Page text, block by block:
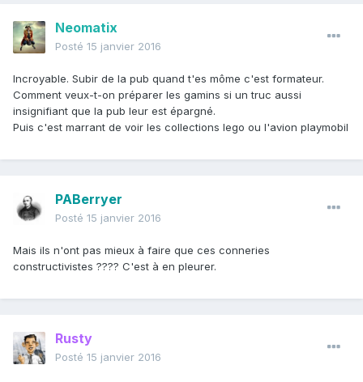
Neomatix
Posté 15 janvier 2016
Incroyable. Subir de la pub quand t'es môme c'est formateur.
Comment veux-t-on préparer les gamins si un truc aussi
insignifiant que la pub leur est épargné.
Puis c'est marrant de voir les collections lego ou l'avion playmobil
PABerryer
Posté 15 janvier 2016
Mais ils n'ont pas mieux à faire que ces conneries
constructivistes ???? C'est à en pleurer.
Rusty
Posté 15 janvier 2016